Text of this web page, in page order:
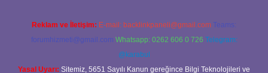
Reklam ve İletişim: E-mail: backlinkpaneli@gmail.com Teams:
forumhizmeti@gmail.com Whatsapp: 0262 606 0 726 Telegram:
@karabul
Yasal Uyarı: Sitemiz, 5651 Sayılı Kanun gereğince Bilgi Teknolojileri ve